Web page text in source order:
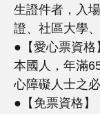
生證件者，入
證、社區大學
●【愛心票資格
本國人，年滿
心障礙人士之
●【免票資格】